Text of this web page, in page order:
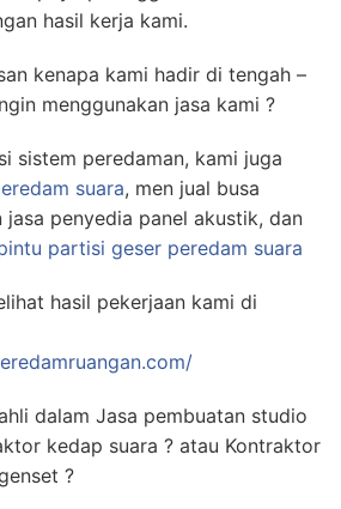
hasil kerja kami.
kenapa kami hadir di tengah –
menggunakan jasa kami ?
sistem peredaman, kami juga
suara, men jual busa
jasa penyedia panel akustik, dan
partisi geser peredam suara
hasil pekerjaan kami di
dalam Jasa pembuatan studio
kedap suara ? atau Kontraktor
?